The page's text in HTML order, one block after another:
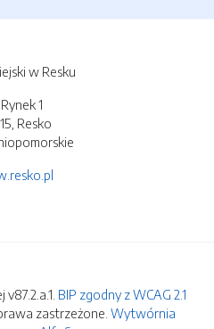
w Resku
1
Resko
BIP zgodny z WCAG 2.1
zastrzeżone. Wytwórnia